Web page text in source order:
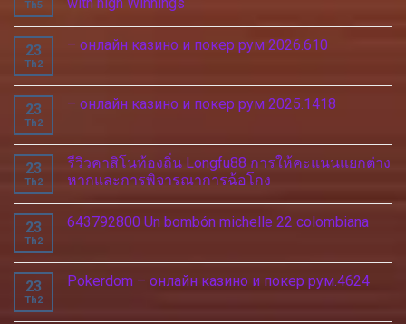
Th5
23
Th2
– онлайн казино и покер рум 2026.610
23
Th2
– онлайн казино и покер рум 2025.1418
23
Th2
รีวิวคาสิโนท้องถิ่น Longfu88 การให้คะแนนแยกต่าง
หากและการพิจารณาการฉ้อโกง
23
Th2
643792800 Un bombón michelle 22 colombiana
23
Th2
Pokerdom – онлайн казино и покер рум.4624